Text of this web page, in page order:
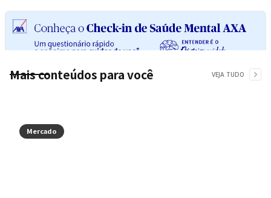
Mais conteúdos para você VEJA TUDO
Mercado